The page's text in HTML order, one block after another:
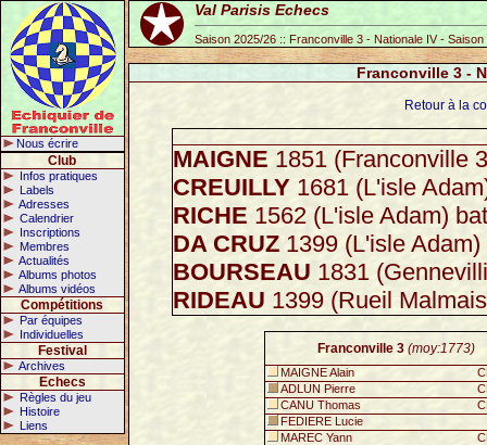
Nous écrire
Club
Infos pratiques
Labels
Adresses
Calendrier
Inscriptions
Membres
Actualités
Albums photos
Albums vidéos
Compétitions
Par équipes
Individuelles
Festival
Archives
Echecs
Règles du jeu
Histoire
Liens
Val Parisis Echecs
Saison 2025/26 :: Franconville 3 - Nationale IV -
Franconville 3 -
Retour à la
MAIGNE 1851 (Franconville
CREUILLY 1681 (L'isle
RICHE 1562 (L'isle Adam)
DA CRUZ 1399 (L'isle
BOURSEAU 1831
RIDEAU 1399 (Rueil
Franconville 3 (moy:1773)
MAIGNE Alain
ADLUN Pierre
CANU Thomas
FEDIERE Lucie
MAREC Yann